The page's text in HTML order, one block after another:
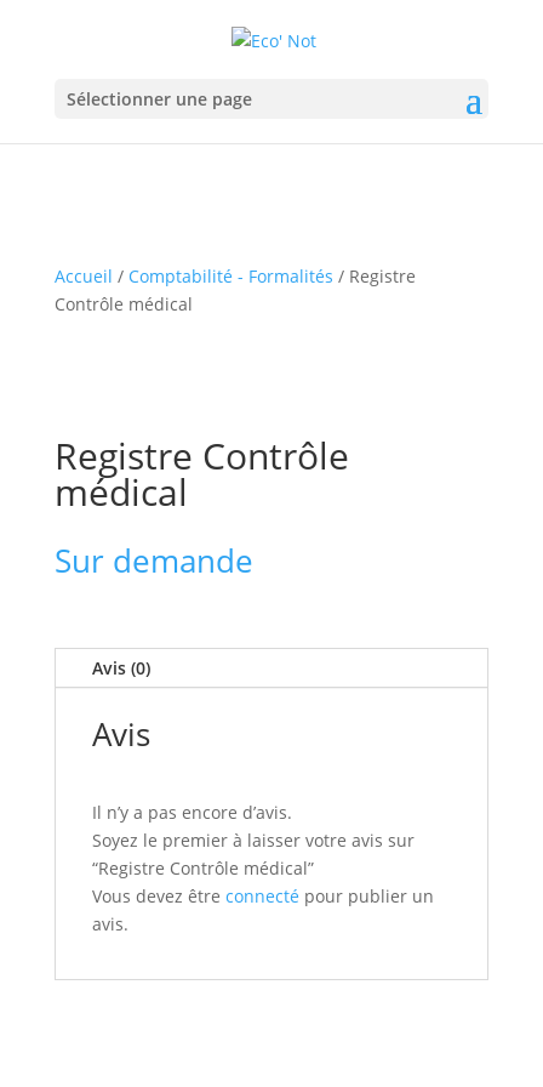
Sélectionner une page
Accueil / Comptabilité - Formalités / Registre
Contrôle médical
Registre Contrôle
médical
Sur demande
Avis (0)
Avis
Il n’y a pas encore d’avis.
Soyez le premier à laisser votre avis sur
“Registre Contrôle médical”
Vous devez être connecté pour publier un
avis.